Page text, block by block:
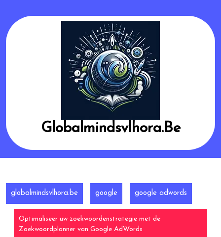
content
Globalmindsvlhora.be
globalmindsvlhora.be google google adwords
Optimaliseer uw zoekwoordenstrategie met de
Zoekwoordplanner van Google AdWords